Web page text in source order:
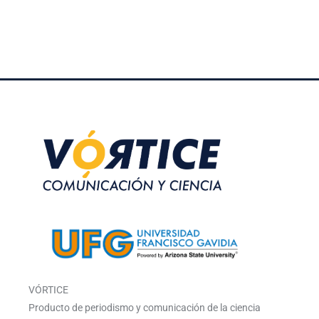
VÓRTICE
Producto de periodismo y comunicación de la ciencia